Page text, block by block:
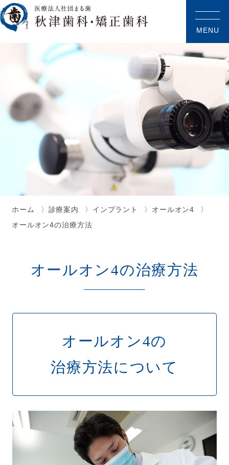
ホーム 診療案内 インプラント
オールオン4
オールオン4の治療方法
オールオン4の治療方法
オールオン4の
治療方法について
MENU